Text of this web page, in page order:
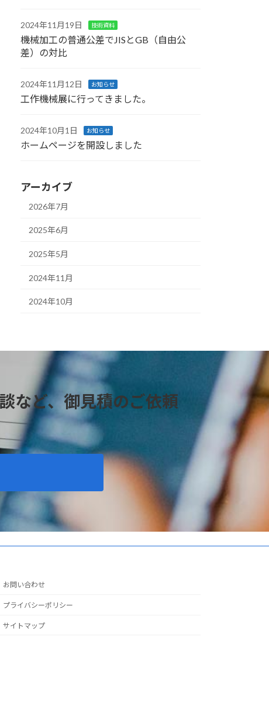
2024年11月19日 技術資料
機械加工の普通公差でJISとGB（自由公
差）の対比
2024年11月12日 お知らせ
工作機械展に行ってきました。
2024年10月1日 お知らせ
ホームページを開設しました
アーカイブ
2026年7月
2025年6月
2025年5月
2024年11月
2024年10月
など、御見積のご依頼
お問い合わせ
プライバシーポリシー
サイトマップ